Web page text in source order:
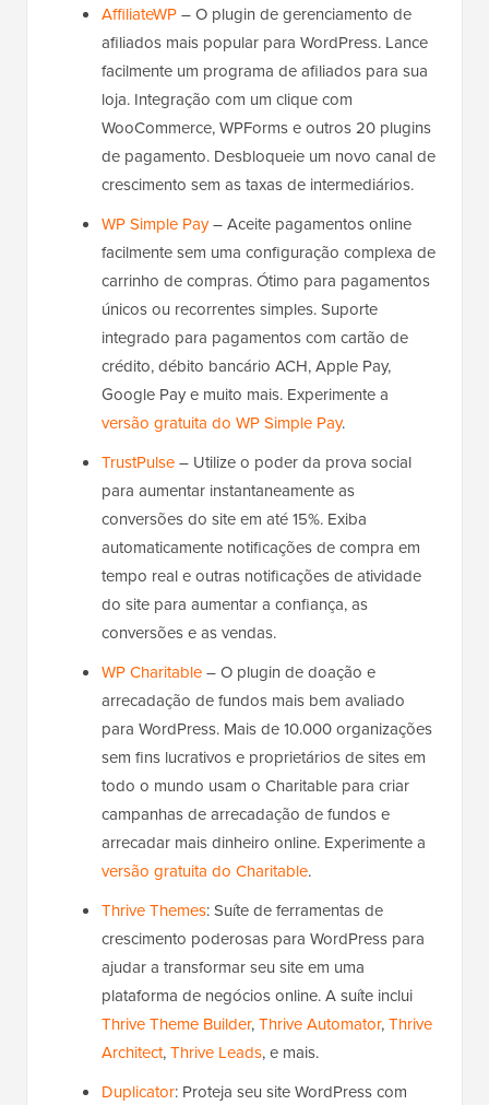
AffiliateWP– O plugin de gerenciamento de
afiliados mais popular para WordPress. Lance
facilmente um programa de afiliados para sua
loja. Integração com um clique com
WooCommerce, WPForms e outros 20 plugins
de pagamento. Desbloqueie um novo canal de
crescimento sem as taxas de intermediários.
WP Simple Pay– Aceite pagamentos online
facilmente sem uma configuração complexa de
carrinho de compras. Ótimo para pagamentos
únicos ou recorrentes simples. Suporte
integrado para pagamentos com cartão de
crédito, débito bancário ACH, Apple Pay,
Google Pay e muito mais. Experimente a
versão gratuita do WP Simple Pay.
TrustPulse– Utilize o poder da prova social
para aumentar instantaneamente as
conversões do site em até 15%. Exiba
automaticamente notificações de compra em
tempo real e outras notificações de atividade
do site para aumentar a confiança, as
conversões e as vendas.
WP Charitable– O plugin de doação e
arrecadação de fundos mais bem avaliado
para WordPress. Mais de 10.000 organizações
sem fins lucrativos e proprietários de sites em
todo o mundo usam o Charitable para criar
campanhas de arrecadação de fundos e
arrecadar mais dinheiro online. Experimente a
versão gratuita do Charitable.
Thrive Themes: Suíte de ferramentas de
crescimento poderosas para WordPress para
ajudar a transformar seu site em uma
plataforma de negócios online. A suíte inclui
Thrive Theme Builder,Thrive Automator,Thrive
Architect,Thrive Leads, e mais.
Duplicator: Proteja seu site WordPress com